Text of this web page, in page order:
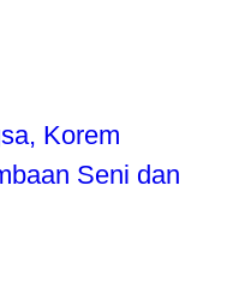
Korem
Seni dan